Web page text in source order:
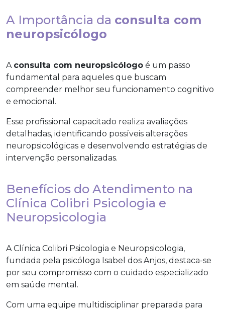
A Importância da consulta com
neuropsicólogo
A consulta com neuropsicólogo é um passo
fundamental para aqueles que buscam
compreender melhor seu funcionamento cognitivo
e emocional.
Esse profissional capacitado realiza avaliações
detalhadas, identificando possíveis alterações
neuropsicológicas e desenvolvendo estratégias de
intervenção personalizadas.
Benefícios do Atendimento na
Clínica Colibri Psicologia e
Neuropsicologia
A Clínica Colibri Psicologia e Neuropsicologia,
fundada pela psicóloga Isabel dos Anjos, destaca-se
por seu compromisso com o cuidado especializado
em saúde mental.
Com uma equipe multidisciplinar preparada para